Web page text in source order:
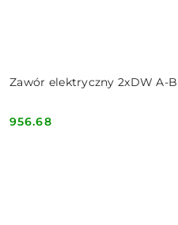
Zawór elektryczny 2xDW A-
Cena:
956.68